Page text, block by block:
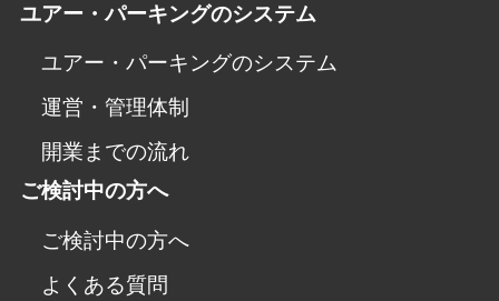
ユアー・パーキングのシステム
ユアー・パーキングのシステム
運営・管理体制
開業までの流れ
ご検討中の方へ
ご検討中の方へ
よくある質問